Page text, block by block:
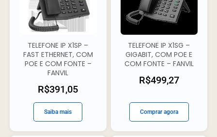
TELEFONE IP X1SP –
FAST ETHERNET, COM
POE E COM FONTE –
FANVIL
R$391,05
Saiba mais
TELEFONE IP X1SG –
GIGABIT, COM POE E
COM FONTE – FANVIL
R$499,27
Comprar agora